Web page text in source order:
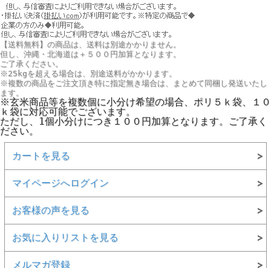
【送料無料】の商品は、送料は別途かかりません。
但し、 沖縄・北海道は＋５００円 加算となります。
ご了承ください。
※25kgを超える場合は、別途送料がかかります。
※複数の商品をご注文頂き特に指定無き場合は、まとめて同梱し発送いたし
ます。
※玄米商品等を複数個に小分け希望の場合、ポリ５ｋ袋、１０
ｋ袋に対応可能でございます。
ただし、1個小分けにつき１００円加算となります。ご了承く
ださい。
カートを見る
マイページへログイン
お客様の声を見る
お気に入りリストを見る
メルマガ登録